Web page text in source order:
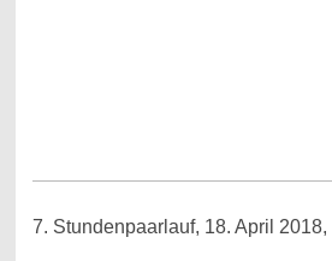
7. Stundenpaarlauf, 18. April